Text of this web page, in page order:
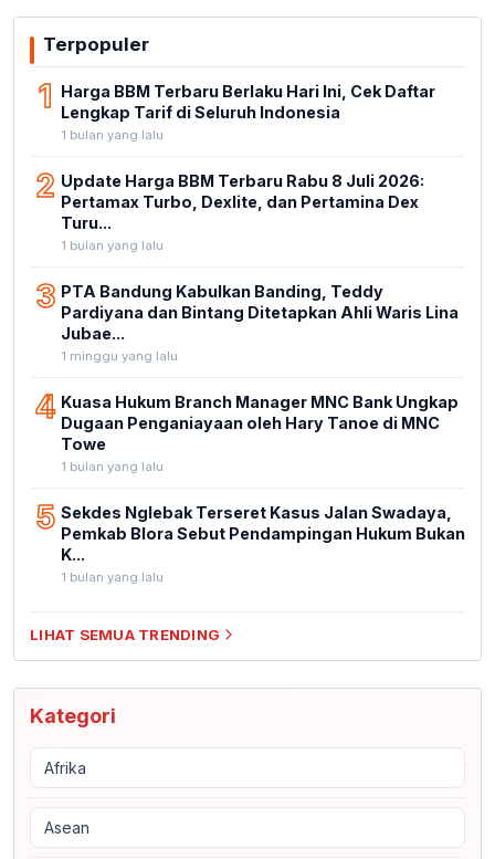
Terpopuler
1 Harga BBM Terbaru Berlaku Hari Ini, Cek Daftar
Lengkap Tarif di Seluruh Indonesia
1 bulan yang lalu
2 Update Harga BBM Terbaru Rabu 8 Juli 2026:
Pertamax Turbo, Dexlite, dan Pertamina Dex
Turu...
1 bulan yang lalu
3 PTA Bandung Kabulkan Banding, Teddy
Pardiyana dan Bintang Ditetapkan Ahli Waris Lina
Jubae...
1 minggu yang lalu
4 Kuasa Hukum Branch Manager MNC Bank Ungkap
Dugaan Penganiayaan oleh Hary Tanoe di MNC
Towe
1 bulan yang lalu
5 Sekdes Nglebak Terseret Kasus Jalan Swadaya,
Pemkab Blora Sebut Pendampingan Hukum Bukan
K...
1 bulan yang lalu
LIHAT SEMUA TRENDING
Kategori
Afrika
Asean